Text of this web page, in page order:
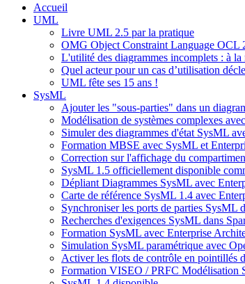
Accueil
UML
Livre UML 2.5 par la pratique
OMG Object Constraint Language OCL
L'utilité des diagrammes incomplets : à
Quel acteur pour un cas d’utilisation
UML fête ses 15 ans !
SysML
Ajouter les "sous-parties" dans un
Modélisation de systèmes complexes
Simuler des diagrammes d'état SysML
Formation MBSE avec SysML et
Correction sur l'affichage du
SysML 1.5 officiellement disponible
Dépliant Diagrammes SysML avec
Carte de référence SysML 1.4 avec
Synchroniser les ports de parties
Recherches d'exigences SysML dans
Formation SysML avec Enterprise
Simulation SysML paramétrique avec
Activer les flots de contrôle en pointillés
Formation VISEO / PRFC Modélisation